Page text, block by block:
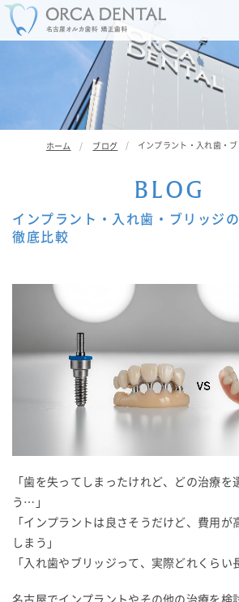
ホーム ブログ インプラント・入れ歯・
BLOG
インプラント・入れ歯・ブリッジ
徹底比較
「歯を失ってしまったけれど、どの治療を
う…」
「インプラントは良さそうだけど、費用が
しまう」
「入れ歯やブリッジって、実際どれくらい
名古屋でインプラントやその他の治療を検